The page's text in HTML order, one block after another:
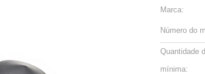
Marca:
Número do
Quantidade
mínima: